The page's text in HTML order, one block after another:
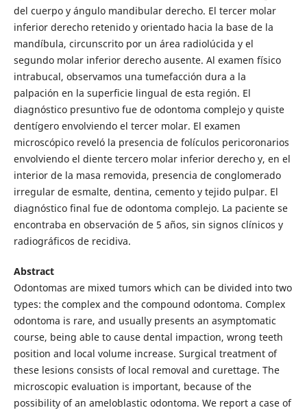
del cuerpo y ángulo mandibular derecho. El tercer molar
inferior derecho retenido y orientado hacia la base de la
mandíbula, circunscrito por un área radiolúcida y el
segundo molar inferior derecho ausente. Al examen físico
intrabucal, observamos una tumefacción dura a la
palpación en la superficie lingual de esta región. El
diagnóstico presuntivo fue de odontoma complejo y quiste
dentígero envolviendo el tercer molar. El examen
microscópico reveló la presencia de folículos pericoronarios
envolviendo el diente tercero molar inferior derecho y, en el
interior de la masa removida, presencia de conglomerado
irregular de esmalte, dentina, cemento y tejido pulpar. El
diagnóstico final fue de odontoma complejo. La paciente se
encontraba en observación de 5 años, sin signos clínicos y
radiográficos de recidiva.
Abstract
Odontomas are mixed tumors which can be divided into two
types: the complex and the compound odontoma. Complex
odontoma is rare, and usually presents an asymptomatic
course, being able to cause dental impaction, wrong teeth
position and local volume increase. Surgical treatment of
these lesions consists of local removal and curettage. The
microscopic evaluation is important, because of the
possibility of an ameloblastic odontoma. We report a case of